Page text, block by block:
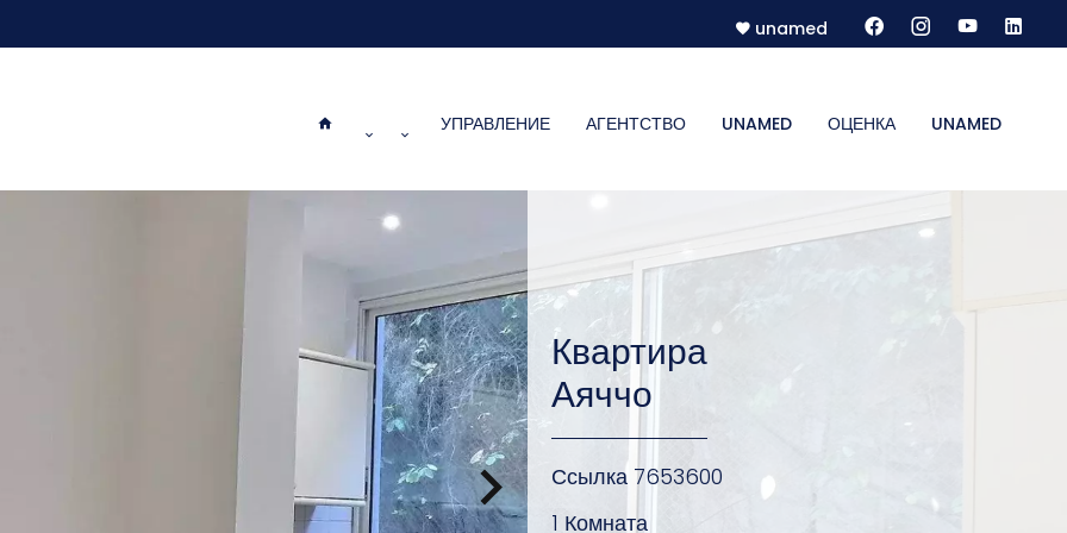
unamed
УПРАВЛЕНИЕ АГЕНТСТВО UNAMED ОЦЕНКА UNAMED
Квартира
Аяччо
Ссылка 7653600
1 Комната